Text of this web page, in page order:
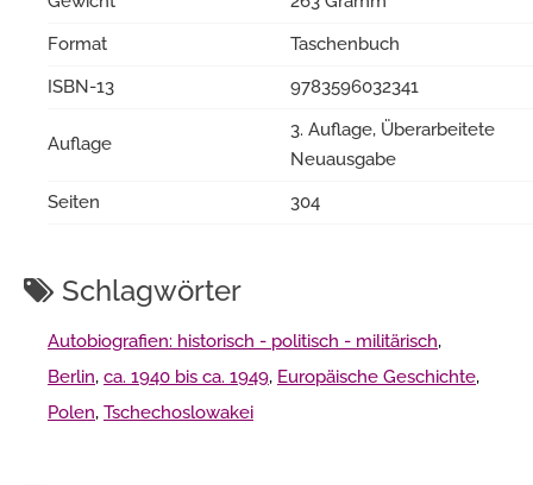
Format
Taschenbuch
ISBN-13
9783596032341
Auflage
3. Auflage, Überarbeitete
Neuausgabe
Seiten
304
Schlagwörter
Autobiografien: historisch - politisch - militärisch,
Berlin, ca. 1940 bis ca. 1949, Europäische Geschichte,
Polen, Tschechoslowakei